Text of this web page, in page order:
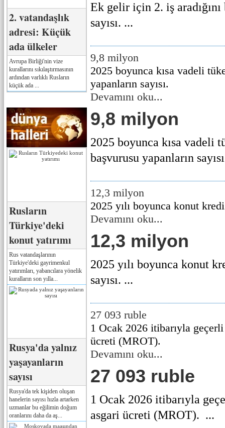
2. vatandaşlık
adresi: Küçük
ada ülkeler
Avrupa Birliği'nin vize
kurallarını sıkılaştırmasının
ardından varlıklı Rusların
küçük ada ...
Rusların
Türkiye'deki
konut yatırımı
Rus vatandaşlarının
Türkiye'deki gayrimenkul
yatırımları, yabancılara yönelik
kuralların son yılla...
Rusya'da yalnız
yaşayanların
sayısı
Rusya'da tek kişiden oluşan
hanelerin sayısı hızla artarken
uzmanlar bu eğilimin doğum
oranlarını daha da aş...
Ek gelir için 2. iş aradığını
sayısı. ...
9,8 milyon
2025 boyunca kısa vadeli
yapanların sayısı.
Devamını oku...
9,8 milyon
2025 boyunca kısa vadeli
başvurusu yapanların
12,3 milyon
2025 yılı boyunca konut
Devamını oku...
12,3 milyon
2025 yılı boyunca konut
sayısı. ...
27 093 ruble
1 Ocak 2026 itibarıyla
ücreti (MROT).
Devamını oku...
27 093 ruble
1 Ocak 2026 itibarıyla
asgari ücreti (MROT). ...